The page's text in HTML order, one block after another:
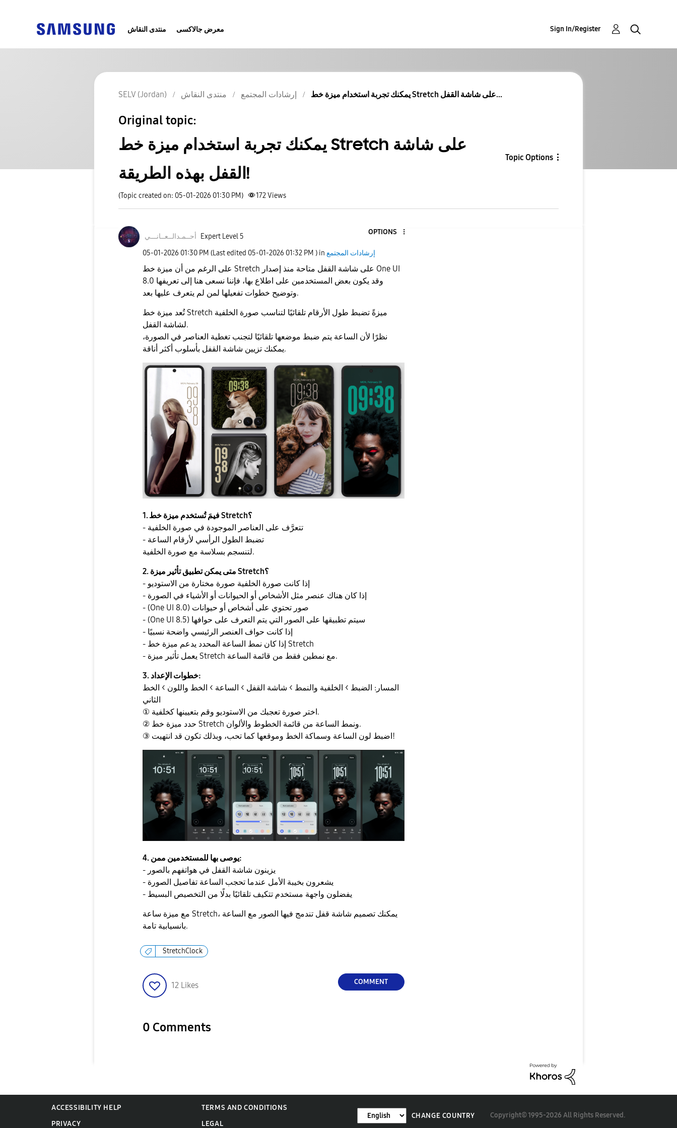
منتدى النقاش معرض جالاكسى Sign In/Register
SELV (Jordan) منتدى النقاش إرشادات المجتمع يمكنك تجربة استخدام ميزة خط Stretch على شاشة القفل...
Original topic:
يمكنك تجربة استخدام ميزة خط Stretch على شاشة
القفل بهذه الطريقة!
Topic Options
(Topic created on: 05-01-2026 01:30 PM) 172Views
أحــمـدالــعــانـــي Expert Level 5
OPTIONS
‎05-01-2026 01:30 PM (Last edited ‎05-01-2026 01:32 PM ) in إرشادات المجتمع
على الرغم من أن ميزة خط Stretch على شاشة القفل متاحة منذ إصدار One UI
8.0 وقد يكون بعض المستخدمين على اطلاع بها، فإننا نسعى هنا إلى تعريفها
وتوضيح خطوات تفعيلها لمن لم يتعرف عليها بعد.
تُعد ميزة خط Stretch ميزةً تضبط طول الأرقام تلقائيًا لتناسب صورة الخلفية
لشاشة القفل.
نظرًا لأن الساعة يتم ضبط موضعها تلقائيًا لتجنب تغطية العناصر في الصورة،
يمكنك تزيين شاشة القفل بأسلوب أكثر أناقة.
1. فيمَ تُستخدم ميزة خط Stretch؟
- تتعرَّف على العناصر الموجودة في صورة الخلفية
- تضبط الطول الرأسي لأرقام الساعة
لتنسجم بسلاسة مع صورة الخلفية.
2. متى يمكن تطبيق تأثير ميزة Stretch؟
- إذا كانت صورة الخلفية صورة مختارة من الاستوديو
- إذا كان هناك عنصر مثل الأشخاص أو الحيوانات أو الأشياء في الصورة
- (One UI 8.0) صور تحتوي على أشخاص أو حيوانات
- (One UI 8.5) سيتم تطبيقها على الصور التي يتم التعرف على حوافها
- إذا كانت حواف العنصر الرئيسي واضحة نسبيًا
- إذا كان نمط الساعة المحدد يدعم ميزة خط Stretch
- يعمل تأثير ميزة Stretch مع نمطين فقط من قائمة الساعة.
3. خطوات الإعداد:
المسار: الضبط > الخلفية والنمط > شاشة القفل > الساعة > الخط واللون > الخط
الثاني
① اختر صورة تعجبك من الاستوديو وقم بتعيينها كخلفية.
② حدد ميزة خط Stretch ونمط الساعة من قائمة الخطوط والألوان.
③ اضبط لون الساعة وسماكة الخط وموقعها كما تحب، وبذلك تكون قد انتهيت!
4. يوصى بها للمستخدمين ممن:
- يزينون شاشة القفل في هواتفهم بالصور
- يشعرون بخيبة الأمل عندما تحجب الساعة تفاصيل الصورة
- يفضلون واجهة مستخدم تتكيف تلقائيًا بدلًا من التخصيص البسيط
مع ميزة ساعة Stretch، يمكنك تصميم شاشة قفل تندمج فيها الصور مع الساعة
بانسيابية تامة.
StretchClock
12 Likes COMMENT
0 Comments
ACCESSIBILITY HELP
TERMS AND CONDITIONS
PRIVACY
LEGAL
CHANGE COUNTRY Copyright© 1995-2026 All Rights Reserved.